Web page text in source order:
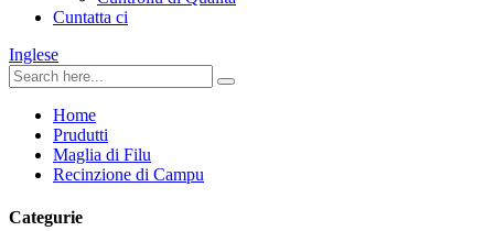
Cuntatta ci
Inglese
Home
Prudutti
Maglia di Filu
Recinzione di Campu
Categurie